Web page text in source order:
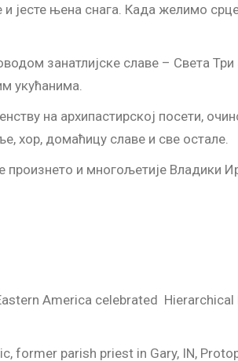
јесте њена снага. Када желимо
занатлијске славе – Света
укућанима.
на архипастирској посети,
хор, домаћицу славе и све остале.
произнето и многољетије Владики
America celebrated
former parish priest in Gary, IN,